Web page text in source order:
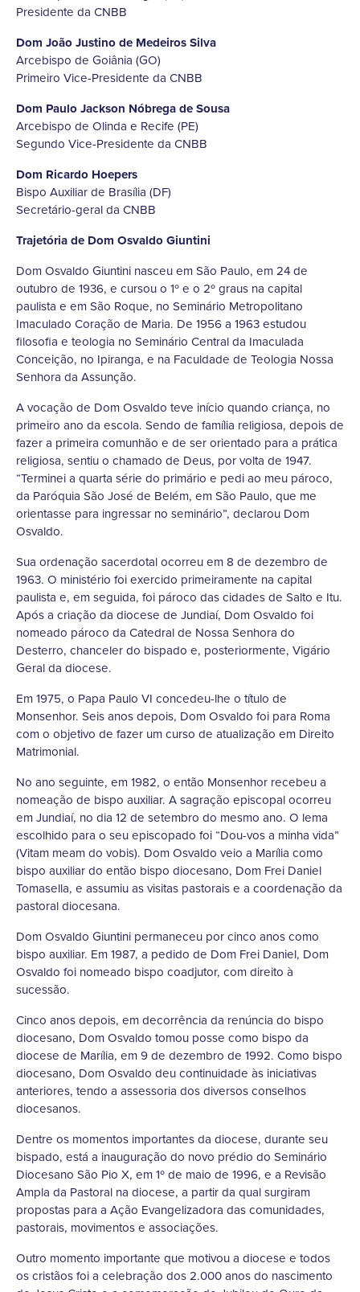
Presidente da CNBB
Dom João Justino de Medeiros Silva
Arcebispo de Goiânia (GO)
Primeiro Vice-Presidente da CNBB
Dom Paulo Jackson Nóbrega de Sousa
Arcebispo de Olinda e Recife (PE)
Segundo Vice-Presidente da CNBB
Dom Ricardo Hoepers
Bispo Auxiliar de Brasília (DF)
Secretário-geral da CNBB
Trajetória de Dom Osvaldo Giuntini
Dom Osvaldo Giuntini nasceu em São Paulo, em 24 de
outubro de 1936, e cursou o 1º e o 2º graus na capital
paulista e em São Roque, no Seminário Metropolitano
Imaculado Coração de Maria. De 1956 a 1963 estudou
filosofia e teologia no Seminário Central da Imaculada
Conceição, no Ipiranga, e na Faculdade de Teologia Nossa
Senhora da Assunção.
A vocação de Dom Osvaldo teve início quando criança, no
primeiro ano da escola. Sendo de família religiosa, depois de
fazer a primeira comunhão e de ser orientado para a prática
religiosa, sentiu o chamado de Deus, por volta de 1947.
“Terminei a quarta série do primário e pedi ao meu pároco,
da Paróquia São José de Belém, em São Paulo, que me
orientasse para ingressar no seminário”, declarou Dom
Osvaldo.
Sua ordenação sacerdotal ocorreu em 8 de dezembro de
1963. O ministério foi exercido primeiramente na capital
paulista e, em seguida, foi pároco das cidades de Salto e Itu.
Após a criação da diocese de Jundiaí, Dom Osvaldo foi
nomeado pároco da Catedral de Nossa Senhora do
Desterro, chanceler do bispado e, posteriormente, Vigário
Geral da diocese.
Em 1975, o Papa Paulo VI concedeu-lhe o título de
Monsenhor. Seis anos depois, Dom Osvaldo foi para Roma
com o objetivo de fazer um curso de atualização em Direito
Matrimonial.
No ano seguinte, em 1982, o então Monsenhor recebeu a
nomeação de bispo auxiliar. A sagração episcopal ocorreu
em Jundiaí, no dia 12 de setembro do mesmo ano. O lema
escolhido para o seu episcopado foi “Dou-vos a minha vida”
(Vitam meam do vobis). Dom Osvaldo veio a Marília como
bispo auxiliar do então bispo diocesano, Dom Frei Daniel
Tomasella, e assumiu as visitas pastorais e a coordenação da
pastoral diocesana.
Dom Osvaldo Giuntini permaneceu por cinco anos como
bispo auxiliar. Em 1987, a pedido de Dom Frei Daniel, Dom
Osvaldo foi nomeado bispo coadjutor, com direito à
sucessão.
Cinco anos depois, em decorrência da renúncia do bispo
diocesano, Dom Osvaldo tomou posse como bispo da
diocese de Marília, em 9 de dezembro de 1992. Como bispo
diocesano, Dom Osvaldo deu continuidade às iniciativas
anteriores, tendo a assessoria dos diversos conselhos
diocesanos.
Dentre os momentos importantes da diocese, durante seu
bispado, está a inauguração do novo prédio do Seminário
Diocesano São Pio X, em 1º de maio de 1996, e a Revisão
Ampla da Pastoral na diocese, a partir da qual surgiram
propostas para a Ação Evangelizadora das comunidades,
pastorais, movimentos e associações.
Outro momento importante que motivou a diocese e todos
os cristãos foi a celebração dos 2.000 anos do nascimento